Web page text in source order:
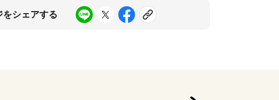
をシェアする